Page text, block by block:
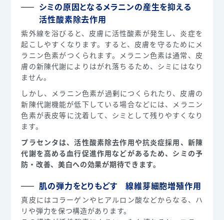
シミの原因となるメラニンの産生を抑える
活性酸素除去作用
紫外線を浴びると、皮膚に活性酸素が発生し、炎症を
起こしやすくなります。すると、皮膚を守るためにメ
ラニン色素がつくられます。メラニン色素は通常、皮
膚の新陳代謝によりはがれ落ちるため、シミにはなり
ません。
しかし、メラニン色素が過剰につくられたり、皮膚の
新陳代謝機能が低下している場合などには、メラニン
色素が表皮等に沈着して、シミとして残りやすくなり
ます。
プラセンタは、活性酸素除去作用や抗炎症採用、新陳
代謝を高める血行促進作用などがあるため、シミの予
防・改善、美白への効果が期待できます。
肌の弾力をとりもどす 線維芽細胞増殖作用
真皮にはコラーゲンやヒアルロン酸などからなる、ハ
リや弾力を保つ構造があります。